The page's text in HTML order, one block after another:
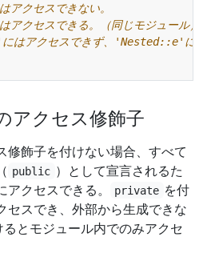
アクセス修飾子
修飾子を付けない場合、すべて
public ）として宣言されるた
クセスできる。
private を付
セスでき、外部から生成できな
るとモジュール内でのみアクセ